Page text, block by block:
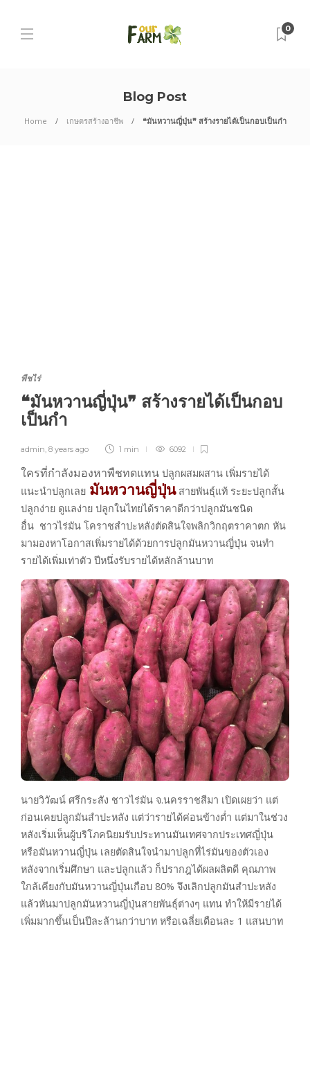
0
Blog Post
Home เกษตรสร้างอาชีพ ❝มันหวานญี่ปุ่น❞ สร้างรายได้เป็นกอบเป็นกำ
พืชไร่
❝มันหวานญี่ปุ่น❞ สร้างรายได้เป็นกอบ
เป็นกำ
admin 8 years ago 1 min 6092
ใครที่กำลังมองหาพืชทดแทน ปลูกผสมผสาน เพิ่มรายได้
แนะนำปลูกเลย มันหวานญี่ปุ่นสายพันธุ์แท้ ระยะปลูกสั้น
ปลูกง่าย ดูแลง่าย ปลูกในไทยได้ราคาดีกว่าปลูกมันชนิด
อื่น ชาวไร่มัน โคราชสำปะหลังตัดสินใจพลิกวิกฤตราคาตก หัน
มามองหาโอกาสเพิ่มรายได้ด้วยการปลูกมันหวานญี่ปุ่น จนทำ
รายได้เพิ่มเท่าตัว ปีหนึ่งรับรายได้หลักล้านบาท
นายวิวัฒน์ ศรีกระสัง ชาวไร่มัน จ.นครราชสีมา เปิดเผยว่า แต่
ก่อนเคยปลูกมันสำปะหลัง แต่ว่ารายได้ค่อนข้างต่ำ แต่มาในช่วง
หลังเริ่มเห็นผู้บริโภคนิยมรับประทานมันเทศจากประเทศญี่ปุ่น
หรือมันหวานญี่ปุ่น เลยตัดสินใจนำมาปลูกที่ไร่มันของตัวเอง
หลังจากเริ่มศึกษา และปลูกแล้ว ก็ปรากฎได้ผลผลิตดี คุณภาพ
ใกล้เคียงกับมันหวานญี่ปุ่นเกือบ 80% จึงเลิกปลูกมันสำปะหลัง
แล้วหันมาปลูกมันหวานญี่ปุ่นสายพันธุ์ต่างๆ แทน ทำให้มีรายได้
เพิ่มมากขึ้นเป็นปีละล้านกว่าบาท หรือเฉลี่ยเดือนละ 1 แสนบาท